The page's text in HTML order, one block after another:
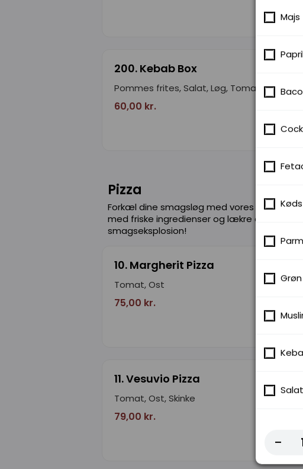
200. Kebab Box
Pommes frites, Salat, Løg, Tomat
60,00 kr.
Pizza
Forkæl dine smagsløg med vores
med friske ingredienser og lækre oste.
smagseksplosion!
10. Margherit Pizza
Tomat, Ost
75,00 kr.
11. Vesuvio Pizza
Tomat, Ost, Skinke
79,00 kr.
Majs
-